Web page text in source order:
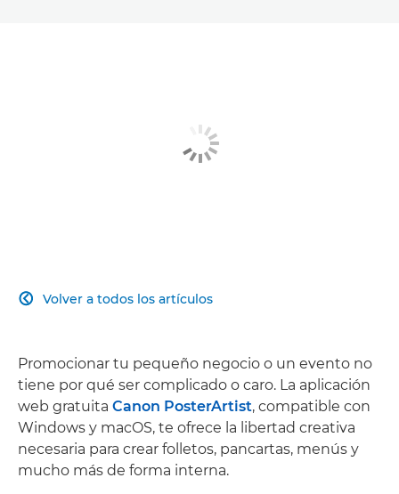
Volver a todos los artículos

Promocionar tu pequeño negocio o un evento no
tiene por qué ser complicado o caro. La aplicación
web gratuita Canon PosterArtist, compatible con
Windows y macOS, te ofrece la libertad creativa
necesaria para crear folletos, pancartas, menús y
mucho más de forma interna.